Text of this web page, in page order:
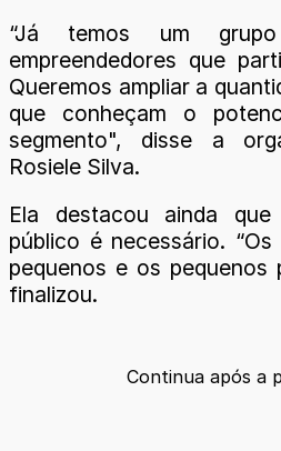
“Já temos um
empreendedores que
Queremos ampliar a
que conheçam o
segmento", disse a
Rosiele Silva.
Ela destacou ainda
público é necessário.
pequenos e os pequenos
finalizou.
Continua após a